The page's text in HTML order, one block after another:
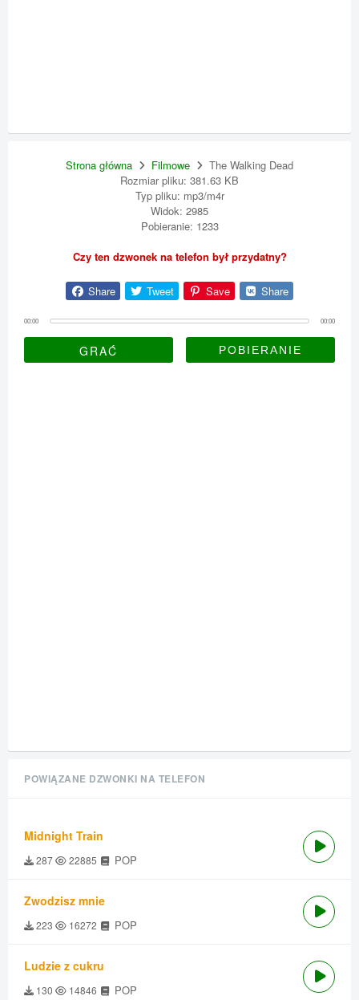
Strona główna Filmowe
The Walking Dead
Rozmiar pliku: 381.63 KB
Typ pliku: mp3/m4r
Widok: 2985
Pobieranie: 1233
Czy ten dzwonek na telefon był przydatny?
Share Tweet Save Share
00:00 00:00
GRAĆ
POWIĄZANE DZWONKI NA TELEFON
Midnight Train
287 22885 POP
Zwodzisz mnie
223 16272 POP
Ludzie z cukru
130 14846 POP